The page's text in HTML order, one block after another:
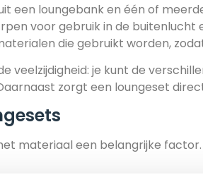
een loungebank en één of
voor gebruik in de
die gebruikt worden,
veelzijdigheid: je kunt de
zorgt een loungeset
materiaal een belangrijke